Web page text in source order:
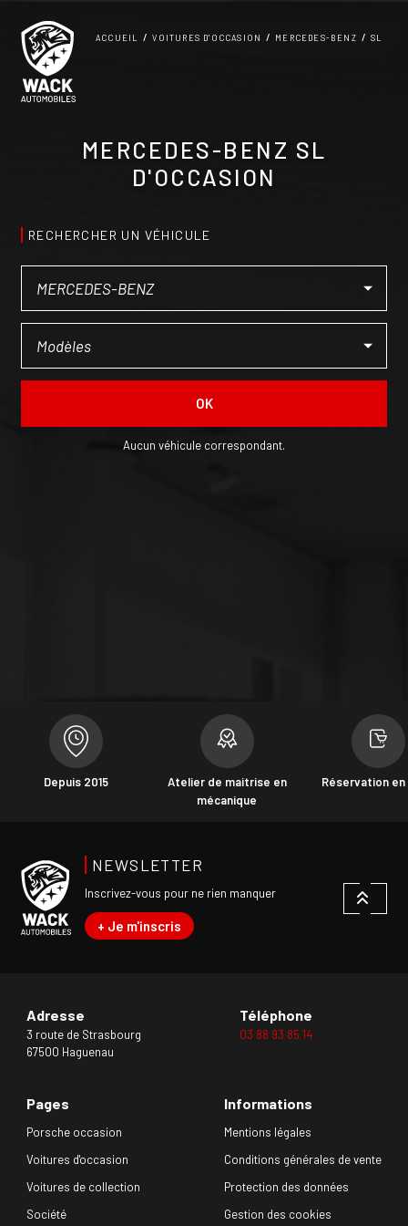
ACCUEIL VOITURES D'OCCASION MERCEDES-BENZ SL
MERCEDES-BENZ SL
D'OCCASION
RECHERCHER UN VÉHICULE
OK
Aucun véhicule correspondant.
Depuis 2015
Atelier de maitrise en
mécanique
Réservation en
NEWSLETTER
Inscrivez-vous pour ne rien manquer
+ Je m'inscris
Adresse
3 route de Strasbourg
67500 Haguenau
Téléphone
03 88 93 85 14
Pages
Porsche occasion
Voitures d'occasion
Voitures de collection
Société
Informations
Mentions légales
Conditions générales de vente
Protection des données
Gestion des cookies